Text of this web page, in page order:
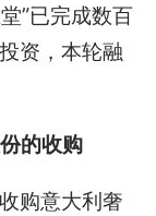
”已完成数百
资，本轮融
的收购
购意大利奢